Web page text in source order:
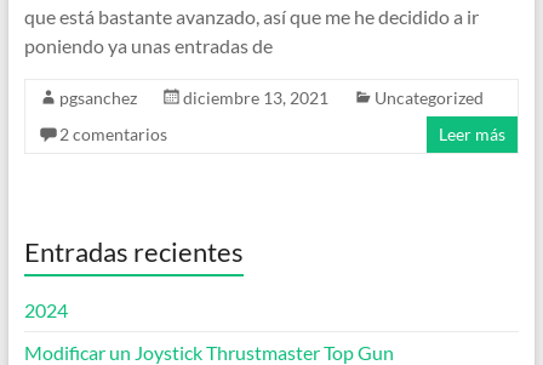
que está bastante avanzado, así que me he decidido a ir
poniendo ya unas entradas de
pgsanchez diciembre 13, 2021
Uncategorized
2 comentarios
Leer más
Entradas recientes
2024
Modificar un Joystick Thrustmaster Top Gun